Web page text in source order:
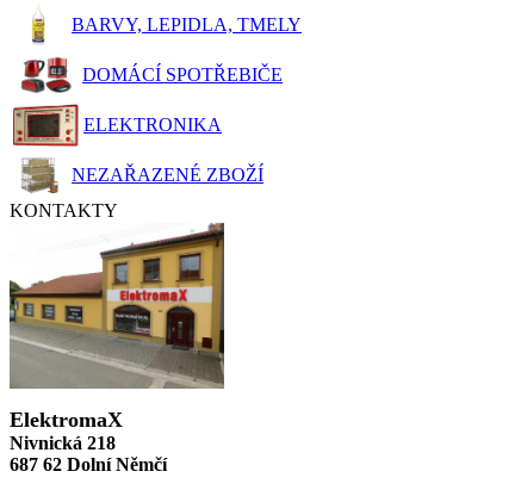
BARVY, LEPIDLA, TMELY
DOMÁCÍ SPOTŘEBIČE
ELEKTRONIKA
NEZAŘAZENÉ ZBOŽÍ
KONTAKTY
ElektromaX
Nivnická 218
687 62 Dolní Němčí